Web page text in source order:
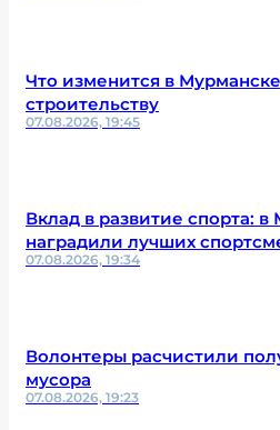
Что изменится в
строительству
07.08.2026, 19:45
Вклад в развитие спорта: в
наградили лучших
07.08.2026, 19:34
Волонтеры расчистили
мусора
07.08.2026, 19:23